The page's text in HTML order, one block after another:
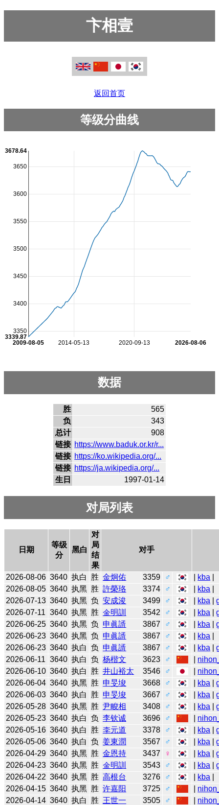
卞相壹
返回首页
等级分曲线
2014-05-13 2020-09-13
2009-08-05 2026-08-06
3350
3400
3450
3500
3550
3600
3650
3339.87
3678.64
数据
胜
565
负
343
总计
908
链接 https://www.baduk.or.kr/r...
链接 https://ko.wikipedia.org/...
链接 https://ja.wikipedia.org/...
生日
1997-01-14
对局列表
日期
等级
分
黑白
对
局
结
果
对手
2026-08-06 3640 执白 胜 金炯佑 3359 ♂ kba
2026-08-05 3640 执黑 胜 許榮珞 3374 ♂ kba
2026-07-13 3640 执黑 负 安成浚 3499 ♂ kba |
2026-07-11 3640 执黑 胜 金明訓 3542 ♂ kba |
2026-06-25 3640 执黑 负 申眞諝 3867 ♂ kba |
2026-06-23 3640 执黑 负 申眞諝 3867 ♂ kba
2026-06-23 3640 执白 负 申眞諝 3867 ♂ kba |
2026-06-11 3640 执白 负 杨楷文 3623 ♂
2026-06-10 3640 执白 胜 井山裕太 3546 ♂
2026-06-04 3640 执黑 胜 申旻埈 3668 ♂ kba |
2026-06-03 3640 执白 胜 申旻埈 3667 ♂ kba |
2026-05-28 3640 执黑 胜 尹畯相 3408 ♂ kba |
2026-05-23 3640 执白 负 李钦诚 3696 ♂
2026-05-16 3640 执白 胜 李元道 3378 ♂ kba |
2026-05-06 3640 执白 负 姜東潤 3567 ♂ kba |
2026-04-29 3640 执黑 胜 金恩持 3437 ♀ kba |
2026-04-23 3640 执黑 胜 金明訓 3543 ♂ kba |
2026-04-22 3640 执黑 胜 高根台 3276 ♂ kba
2026-04-15 3640 执黑 胜 许嘉阳 3725 ♂
2026-04-14 3640 执白 胜 王世一 3505 ♂